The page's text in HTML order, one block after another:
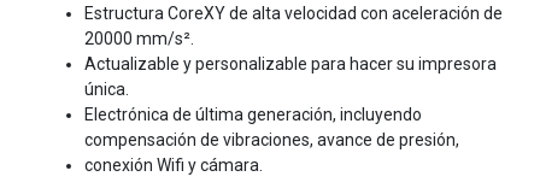
Estructura CoreXY de alta velocidad con aceleración de
20000 mm/s².
Actualizable y personalizable para hacer su impresora
única.
Electrónica de última generación, incluyendo
compensación de vibraciones, avance de presión,
conexión Wifi y cámara.